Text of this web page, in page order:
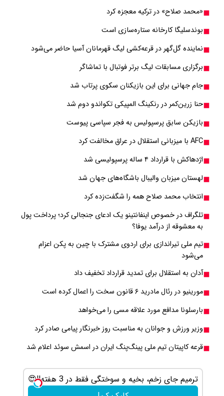
«محمد صلاح» در ترکیه معجزه کرد
بوندسلیگا کارخانه ستاره‌سازی است
نماینده گل‌گهر در قرعه‌کشی لیگ قهرمانان آسیا حاضر می‌شود
برگزاری مسابقات لیگ برتر فوتبال با تماشاگر
جام جهانی برای این بازیکنان سکوی پرتاب شد
حنا زرین‌کمر در رنکینگ المپیکی تکواندو دوم شد
بازیکن سابق پرسپولیس به فجر سپاسی پیوست
AFC با میزبانی استقلال در عراق مخالفت کرد
اژدهاکش با قرارداد ۴ ساله پرسپولیسی شد
لهستان میزبان والیبال باشگاه‌های جهان شد
انتخاب محمد صلاح همه را شگفت‌زده کرد
تلگراف در خصوص اینفانتینو یک ادعای جنجالی کرد؛ پرداخت پول
به معشوقه از درآمد یوفا؟
تیم ملی تیراندازی برای اردوی مشترک با چین به پکن اعزام
می‌شود
آدان به استقلال برای تمدید قرارداد تخفیف داد
مورینیو در رئال مادرید ۶ قانون سخت را اعمال کرده است
بارسلونا مدافع مورد علاقه مسی را می‌خواهد
وزیر ورزش و جوانان به مناسبت روز خبرنگار پیامی صادر کرد
قرعه کاپیتان تیم ملی پینگ‌پنگ ایران در اسمش سوئد اعلام شد
ترمیم جای زخم، بخیه و سوختگی فقط در 3 هفته!!😍